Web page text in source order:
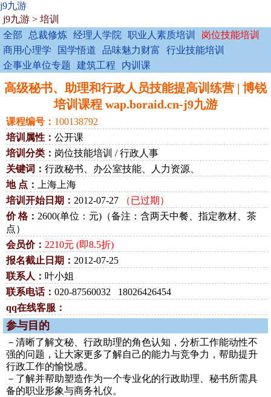
j9九游
j9九游 > 培训
全部
总裁修炼 经理人学院 职业人素质培训
岗位技能培训
商用心理学
国学悟道 品味魅力财富
行业技能培训
企事业单位专题
建筑工程 内训课
高级秘书、助理和行政人员技能提高训练营 | 博锐
培训课程 wap.boraid.cn-j9九游
课程编号： 100138792
培训属性： 公开课
培训分类： 岗位技能培训 / 行政人事
关键词： 行政秘书、办公室技能、人力资源、
地 点：
上海上海
培训开始日期： 2012-07-27
（已过期）
价 格： 2600(单位：元)（备注：含两天中餐、指定教材、茶
点）
会员价： 2210元 (即8.5折)
报名截止日期： 2012-07-25
联系人： 叶小姐
联系电话： 020-87560032 18026426454
qq在线客服：
参与目的
－清晰了解文秘、行政助理的角色认知，分析工作能动性不
强的问题，让大家更多了解自己的能力与竞争力，帮助提升
行政工作的愉悦感。
－了解并帮助塑造作为一个专业化的行政助理、秘书所需具
备的职业形象与商务礼仪。